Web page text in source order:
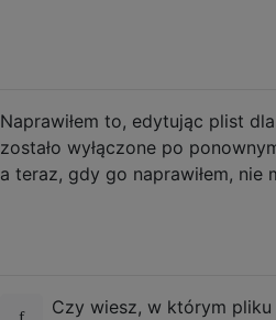
Naprawiłem to, edytując plist
zostało wyłączone po
a teraz, gdy go naprawiłem,
Czy wiesz, w którym